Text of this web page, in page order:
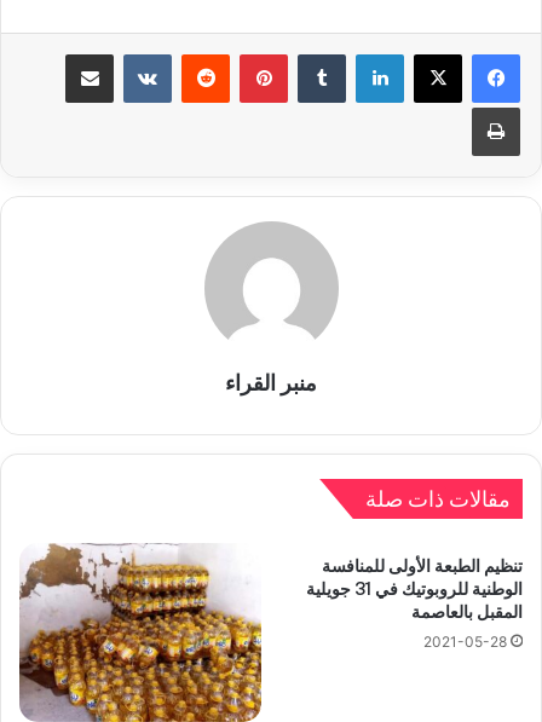
لينكدإن بينتيريست
طباعة
منبر القراء
مقالات ذات صلة
تنظيم الطبعة الأولى للمنافسة
الوطنية للروبوتيك في 31 جويلية
المقبل بالعاصمة
2021-05-28